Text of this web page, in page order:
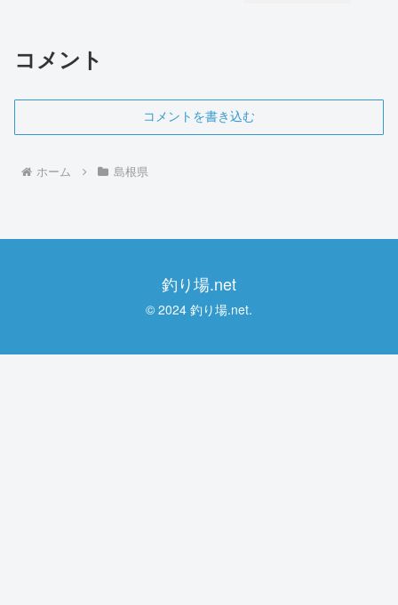
コメント
コメントを書き込む
ホーム 島根県
釣り場.net
© 2024 釣り場.net.